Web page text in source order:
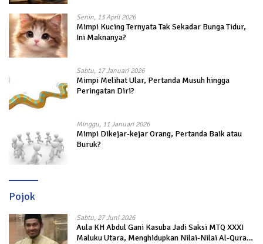
Senin, 13 April 2026
Mimpi Kucing Ternyata Tak Sekadar Bunga Tidur,
Ini Maknanya?
Sabtu, 17 Januari 2026
Mimpi Melihat Ular, Pertanda Musuh hingga
Peringatan Diri?
Minggu, 11 Januari 2026
Mimpi Dikejar-kejar Orang, Pertanda Baik atau
Buruk?
Pojok
Sabtu, 27 Juni 2026
Aula KH Abdul Gani Kasuba Jadi Saksi MTQ XXXI
Maluku Utara, Menghidupkan Nilai-Nilai Al-Quran